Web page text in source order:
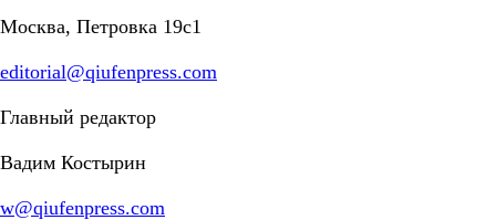
Москва, Петровка 19с1
editorial@qiufenpress.com
Главный редактор
Вадим Костырин
w@qiufenpress.com